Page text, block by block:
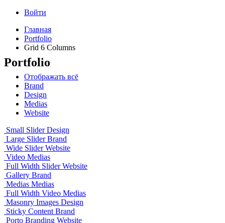
Войти
Главная
Portfolio
Grid 6 Columns
Portfolio
Отображать всё
Brand
Design
Medias
Website
Small Slider Design
Large Slider Brand
Wide Slider Website
Video Medias
Full Width Slider Website
Gallery Brand
Medias Medias
Full Width Video Medias
Masonry Images Design
Sticky Content Brand
Porto Branding Website